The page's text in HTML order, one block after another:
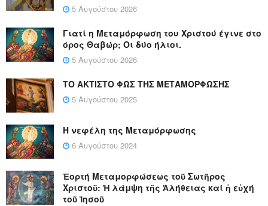
5 Αυγούστου 2026
Γιατί η Μεταμόρφωση του Χριστού έγινε στο
όρος Θαβώρ; Οι δύο ήλιοι.
5 Αυγούστου 2026
ΤΟ ΑΚΤΙΣΤΟ ΦΩΣ ΤΗΣ ΜΕΤΑΜΟΡΦΩΣΗΣ
5 Αυγούστου 2025
Η νεφέλη της Μεταμόρφωσης
6 Αυγούστου 2024
Ἑορτή Μεταμορφώσεως τοῦ Σωτῆρος
Χριστοῦ: Ἡ λάμψη τῆς Ἀλήθειας καί ἡ εὐχή
τοῦ Ἰησοῦ